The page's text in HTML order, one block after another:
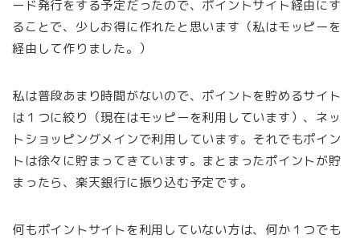
ード発行をする予定だったので、ポイントサイト経由にす
ることで、少しお得に作れたと思います（私はモッピーを
経由して作りました。）
私は普段あまり時間がないので、ポイントを貯めるサイト
は１つに絞り（現在はモッピーを利用しています）、ネッ
トショッピングメインで利用しています。それでもポイン
トは徐々に貯まってきています。まとまったポイントが貯
まったら、楽天銀行に振り込む予定です。
何もポイントサイトを利用していない方は、何か１つでも